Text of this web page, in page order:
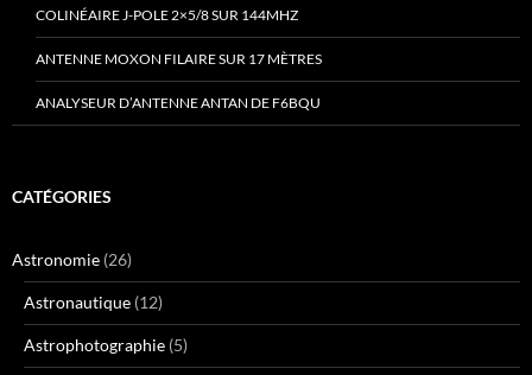
COLINÉAIRE J-POLE 2×5/8 SUR 144MHZ
ANTENNE MOXON FILAIRE SUR 17 MÈTRES
ANALYSEUR D’ANTENNE ANTAN DE F6BQU
CATÉGORIES
Astronomie (26)
Astronautique (12)
Astrophotographie (5)